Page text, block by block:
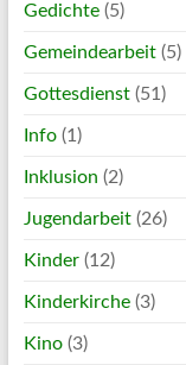
Gedichte(5)
Gemeindearbeit(5)
Gottesdienst(51)
Info(1)
Inklusion (2)
Jugendarbeit(26)
Kinder(12)
Kinderkirche(3)
Kino(3)